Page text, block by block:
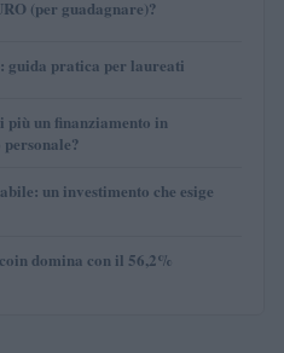
(per guadagnare)?
pratica per laureati
più un finanziamento in
un investimento che esige
domina con il 56,2%